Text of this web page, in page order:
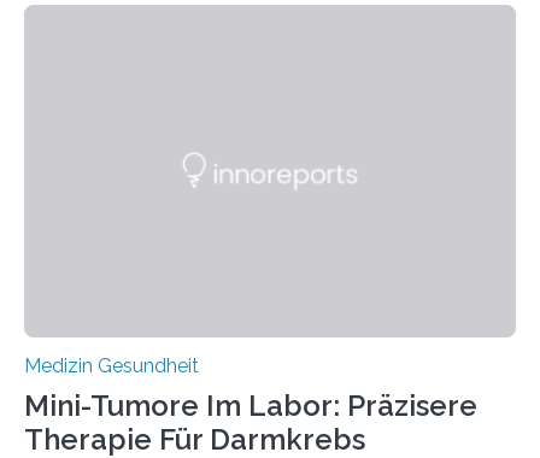
Medizin Gesundheit
Mini-Tumore Im Labor: Präzisere
Therapie Für Darmkrebs